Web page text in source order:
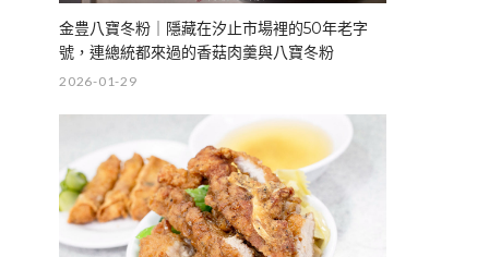
金豊八寶冬粉｜隱藏在汐止市場裡的50年老字
號，連總統都來過的香菇肉羹與八寶冬粉
2026-01-29